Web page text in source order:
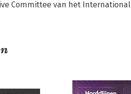
Committee van het International